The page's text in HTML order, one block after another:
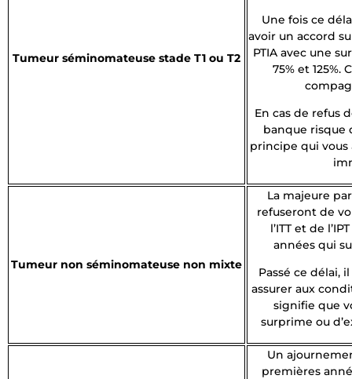
Tumeur séminomateuse stade T1 ou T2
Une fois ce
avoir un accord
PTIA avec une
75% et 125%.
En cas de refus
banque risque
principe qui
Tumeur non séminomateuse non mixte
La majeure
refuseront de
l’ITT et de
années qui
Passé ce délai,
assurer aux
signifie que
surprime ou
Un
premières